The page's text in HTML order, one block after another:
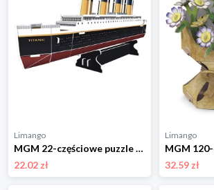
Limango
MGM 22-częściowe puzzle 3D "Titanic" - 5+ rozmiar: onesize
22.02 zł
Limango
32.59 zł